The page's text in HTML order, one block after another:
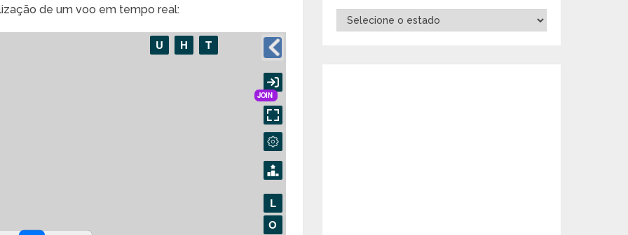
de um voo em tempo real:
Aeroportos
por